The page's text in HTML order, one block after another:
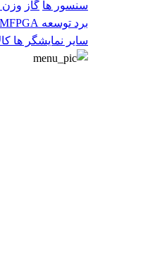
سنسور ها گاز وزن
برد توسعه FPGA
سایر نمایشگر ها